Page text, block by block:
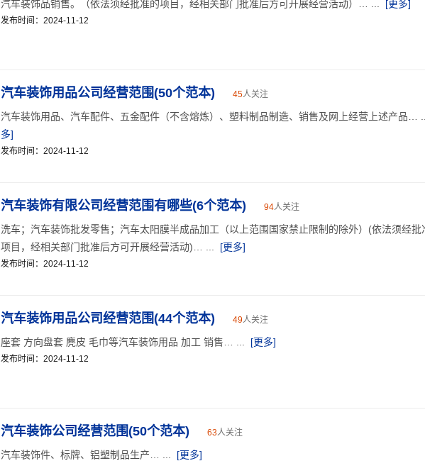
汽车装饰品销售。（依法须经批准的项目，经相关部门批准后方可开展经营活动）… ... [更多]
发布时间：2024-11-12
汽车装饰用品公司经营范围(50个范本) 45人关注
汽车装饰用品、汽车配件、五金配件（不含熔炼）、塑料制品制造、销售及网上经营上述产品…
多]
发布时间：2024-11-12
汽车装饰有限公司经营范围有哪些(6个范本) 94人关注
洗车；汽车装饰批发零售；汽车太阳膜半成品加工（以上范围国家禁止限制的除外）(依法须经批
项目，经相关部门批准后方可开展经营活动)… ...
[更多]
发布时间：2024-11-12
汽车装饰用品公司经营范围(44个范本) 49人关注
座套 方向盘套 麂皮 毛巾等汽车装饰用品 加工 销售… ... [更多]
发布时间：2024-11-12
汽车装饰公司经营范围(50个范本) 63人关注
汽车装饰件、标牌、铝塑制品生产… ... [更多]